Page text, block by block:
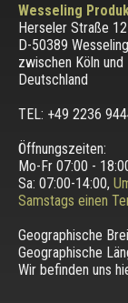
Wesseling
Herseler Straße 12
D-50389 Wesseling
zwischen Köln und
Deutschland
TEL: +49 2236
Öffnungszeiten:
Mo-Fr 07:00 -
Sa: 07:00-14:00,
Samstags einen
Geographische
Geographische
Wir befinden uns